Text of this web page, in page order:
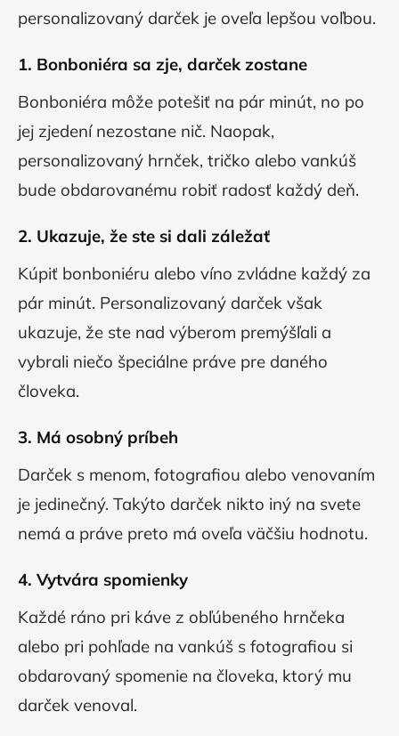
personalizovaný darček je oveľa lepšou voľbou.
1. Bonboniéra sa zje, darček zostane
Bonboniéra môže potešiť na pár minút, no po
jej zjedení nezostane nič. Naopak,
personalizovaný hrnček, tričko alebo vankúš
bude obdarovanému robiť radosť každý deň.
2. Ukazuje, že ste si dali záležať
Kúpiť bonboniéru alebo víno zvládne každý za
pár minút. Personalizovaný darček však
ukazuje, že ste nad výberom premýšľali a
vybrali niečo špeciálne práve pre daného
človeka.
3. Má osobný príbeh
Darček s menom, fotografiou alebo venovaním
je jedinečný. Takýto darček nikto iný na svete
nemá a práve preto má oveľa väčšiu hodnotu.
4. Vytvára spomienky
Každé ráno pri káve z obľúbeného hrnčeka
alebo pri pohľade na vankúš s fotografiou si
obdarovaný spomenie na človeka, ktorý mu
darček venoval.